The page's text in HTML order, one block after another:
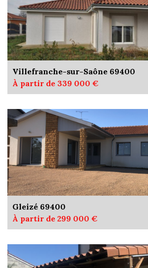
Villefranche-sur-Saône 69400
À partir de 339 000 €
Gleizé 69400
À partir de 299 000 €